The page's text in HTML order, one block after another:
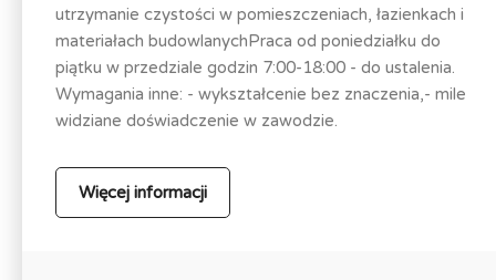
utrzymanie czystości w pomieszczeniach, łazienkach i
materiałach budowlanychPraca od poniedziałku do
piątku w przedziale godzin 7:00-18:00 - do ustalenia.
Wymagania inne: - wykształcenie bez znaczenia,- mile
widziane doświadczenie w zawodzie.
Więcej informacji